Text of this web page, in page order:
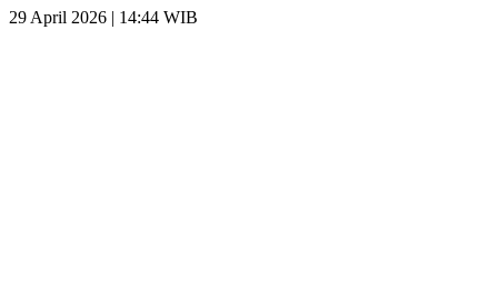
29 April 2026 | 14:44 WIB